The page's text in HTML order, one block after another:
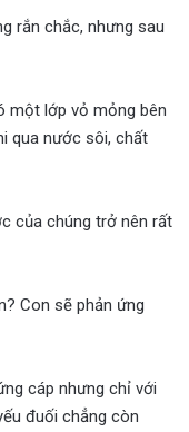
rắn chắc, nhưng sau
một lớp vỏ mỏng bên
qua nước sôi, chất
của chúng trở nên rất
Con sẽ phản ứng
cáp nhưng chỉ với
đuối chẳng còn